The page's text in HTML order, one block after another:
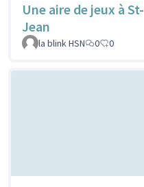
Une aire de jeux à St-
Jean
la blink HSN
0 0